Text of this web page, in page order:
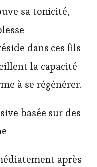
sa tonicité,
dans ces fils
la capacité
à se régénérer.
basée sur des
après